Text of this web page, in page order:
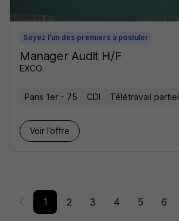
Soyez l'un des premiers à postuler
Manager Audit H/F
EXCO
Paris 1er - 75 CDI Télétravail partiel
Voir l’offre
1 2 3 4 5 6